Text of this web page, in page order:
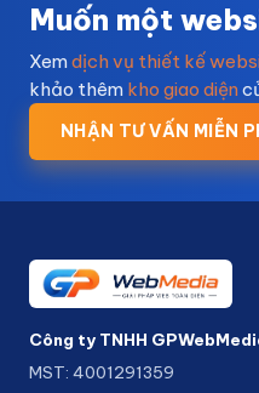
Muốn một
Xemdịch vụ thiết kế
khảo thêm kho giao diện
NHẬN TƯ VẤN MIỄN
Công ty TNHH
MST: 4001291359